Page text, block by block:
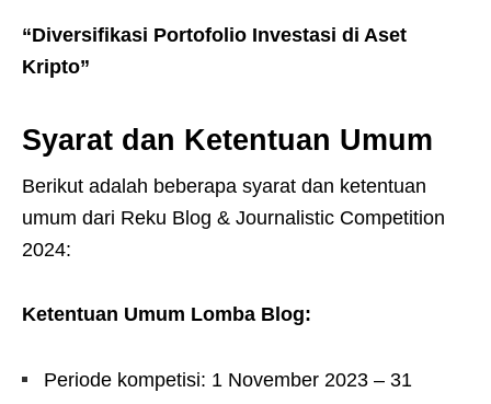
“Diversifikasi Portofolio Investasi di Aset
Kripto”
Syarat dan Ketentuan Umum
Berikut adalah beberapa syarat dan ketentuan
umum dari Reku Blog & Journalistic Competition
2024:
Ketentuan Umum Lomba Blog:
Periode kompetisi: 1 November 2023 – 31